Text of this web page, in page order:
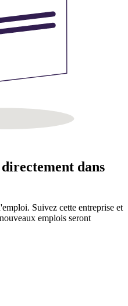
dans
Suivez cette entreprise et
emplois seront